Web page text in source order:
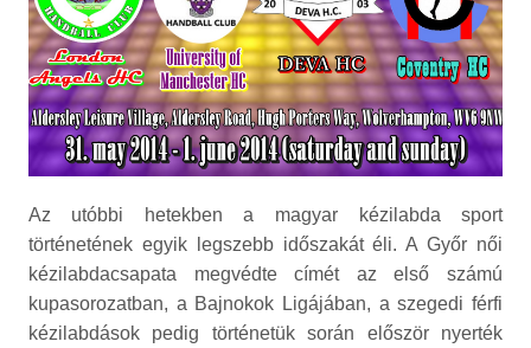
Az utóbbi hetekben a magyar kézilabda sport
történetének egyik legszebb időszakát éli. A Győr női
kézilabdacsapata megvédte címét az első számú
kupasorozatban, a Bajnokok Ligájában, a szegedi férfi
kézilabdások pedig történetük során először nyerték